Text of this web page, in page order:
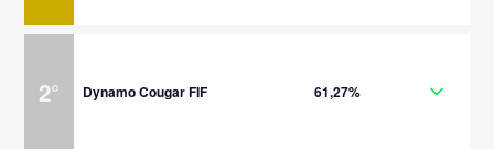
2° Dynamo Cougar FIF 61,27%